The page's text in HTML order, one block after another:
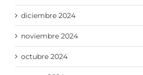
diciembre 2024
noviembre 2024
octubre 2024